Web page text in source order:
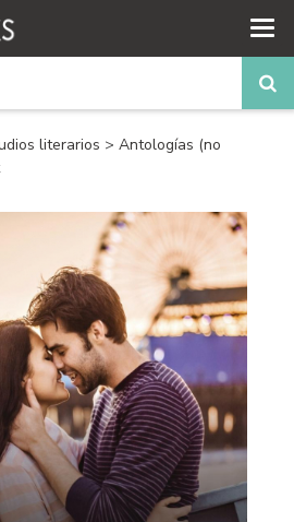
literarios > Antologías (no